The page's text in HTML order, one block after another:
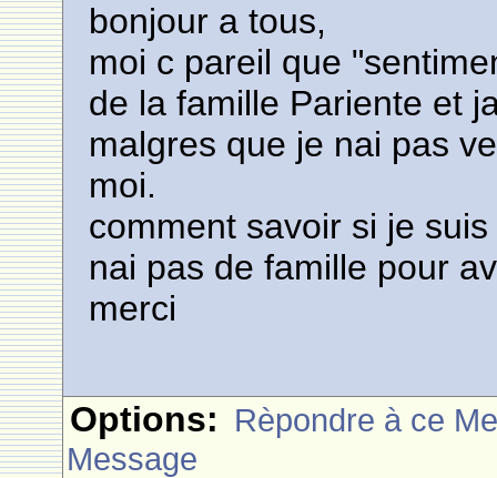
bonjour a tous,
moi c pareil que
de la famille Pariente et
malgres que je nai pas
moi.
comment savoir si je
nai pas de famille pour
merci
Options: Rèpondre à ce
Message